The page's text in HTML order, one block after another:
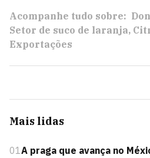
Acompanhe tudo sobre:
Setor de suco de laranja
Exportações
Mais lidas
01A praga que avança no